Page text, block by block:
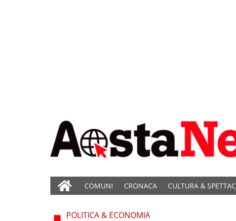
COMUNI CRONACA CULTURA &
POLITICA & ECONOMIA